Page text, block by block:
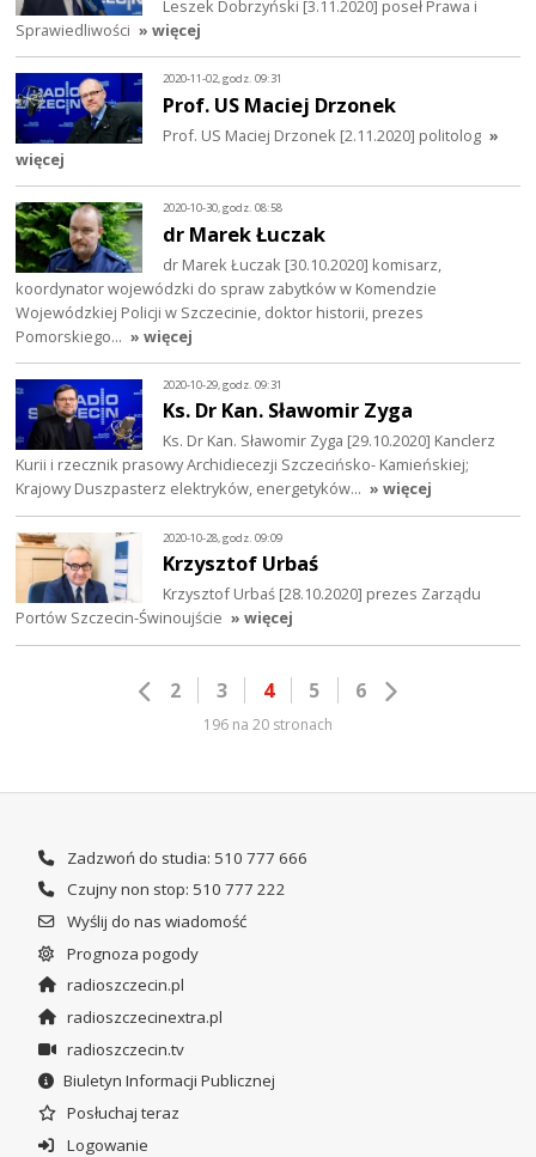
Leszek Dobrzyński [3.11.2020] poseł Prawa i
Sprawiedliwości » więcej
2020-11-02, godz. 09:31
Prof. US Maciej Drzonek
Prof. US Maciej Drzonek [2.11.2020] politolog »
więcej
2020-10-30, godz. 08:58
dr Marek Łuczak
dr Marek Łuczak [30.10.2020] komisarz,
koordynator wojewódzki do spraw zabytków w Komendzie
Wojewódzkiej Policji w Szczecinie, doktor historii, prezes
Pomorskiego… » więcej
2020-10-29, godz. 09:31
Ks. Dr Kan. Sławomir Zyga
Ks. Dr Kan. Sławomir Zyga [29.10.2020] Kanclerz
Kurii i rzecznik prasowy Archidiecezji Szczecińsko- Kamieńskiej;
Krajowy Duszpasterz elektryków, energetyków… » więcej
2020-10-28, godz. 09:09
Krzysztof Urbaś
Krzysztof Urbaś [28.10.2020] prezes Zarządu
Portów Szczecin-Świnoujście » więcej
2 3 4 5 6
196 na 20 stronach
Zadzwoń do studia: 510 777 666
Czujny non stop: 510 777 222
Wyślij do nas wiadomość
Prognoza pogody
radioszczecin.pl
radioszczecinextra.pl
radioszczecin.tv
Biuletyn Informacji Publicznej
Posłuchaj teraz
Logowanie